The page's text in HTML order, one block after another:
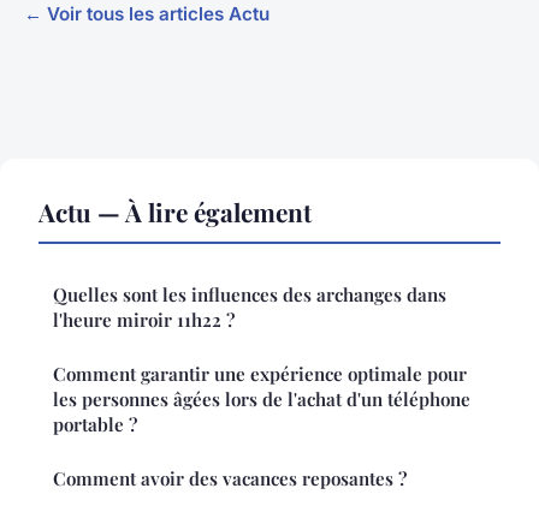
← Voir tous les articles Actu
Actu — À lire également
Quelles sont les influences des archanges dans
l'heure miroir 11h22 ?
Comment garantir une expérience optimale pour
les personnes âgées lors de l'achat d'un téléphone
portable ?
Comment avoir des vacances reposantes ?